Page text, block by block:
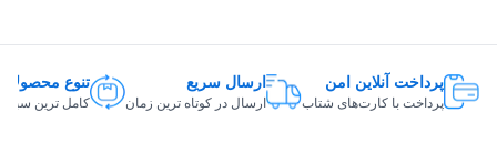
پرداخت آنلاین امن
پرداخت با کارت‌های شتاب
ارسال سریع
ارسال در کوتاه ترین زمان
تنوع
کامل ترین سبد